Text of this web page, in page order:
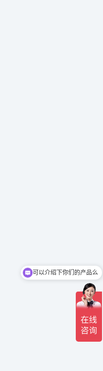
可以介绍下你们的产品么